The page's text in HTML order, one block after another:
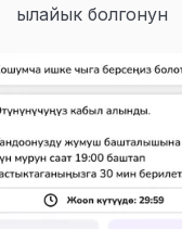
ылайык болгонун